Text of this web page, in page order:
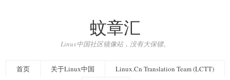
蚊章汇
Linux中国社区镜像站，没有大保镖。
首页 关于Linux中国
Linux.Cn Translation Team (LCTT)